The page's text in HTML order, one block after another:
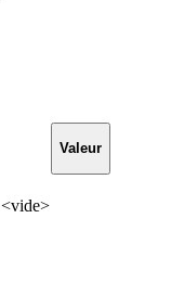
Valeur
<vide>